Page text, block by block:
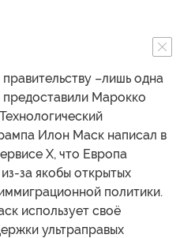
–лишь одна
Марокко
Илон Маск написал в
X, что Европа
за якобы открытых
политики.
использует своё
ультраправых